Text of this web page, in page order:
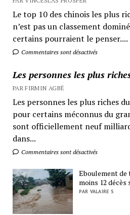
Le top 10 des chinois les plus
n’est pas un classement
certains pourraient le penser....
Commentaires sont désactivés
Les personnes les plus
PAR FIRMIN AGBÉ
Les personnes les plus riches
pour certains méconnus du
sont officiellement neuf
dans...
Commentaires sont désactivés
Eboulement de
moins 12 décès
PAR VALAIRE S